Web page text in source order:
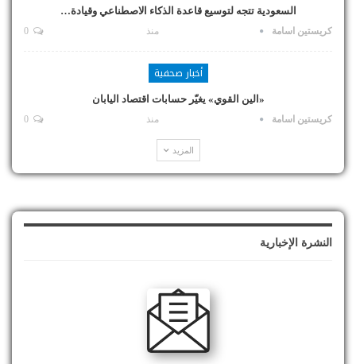
السعودية تتجه لتوسيع قاعدة الذكاء الاصطناعي وقيادة…
كريستين اسامة منذ
أخبار صحفية
«الين القوي» يغيّر حسابات اقتصاد اليابان
كريستين اسامة منذ
المزيد
النشرة الإخبارية